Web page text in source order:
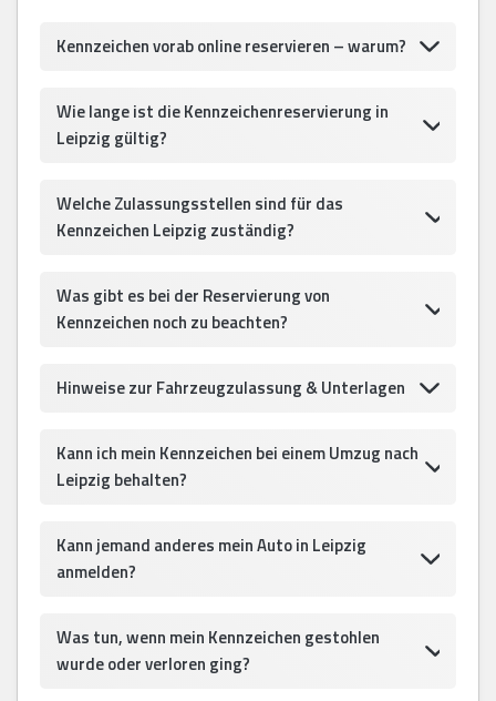
Kennzeichen vorab online reservieren – warum?
Wie lange ist die Kennzeichenreservierung in
Leipzig gültig?
Welche Zulassungsstellen sind für das
Kennzeichen Leipzig zuständig?
Was gibt es bei der Reservierung von
Kennzeichen noch zu beachten?
Hinweise zur Fahrzeugzulassung & Unterlagen
Kann ich mein Kennzeichen bei einem Umzug nach
Leipzig behalten?
Kann jemand anderes mein Auto in Leipzig
anmelden?
Was tun, wenn mein Kennzeichen gestohlen
wurde oder verloren ging?